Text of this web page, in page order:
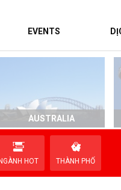
EVENTS
AUSTRALIA
NGÀNH HOT THÀNH PHỐ